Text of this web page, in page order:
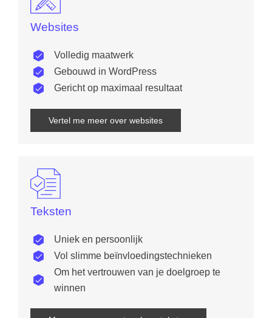
Websites
Volledig maatwerk
Gebouwd in WordPress
Gericht op maximaal resultaat
Vertel me meer over websites
Teksten
Uniek en persoonlijk
Vol slimme beïnvloedingstechnieken
Om het vertrouwen van je doelgroep te
winnen